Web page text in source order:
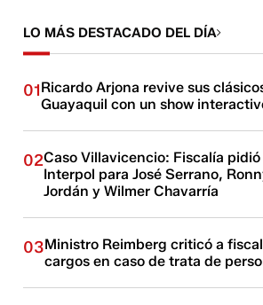
LO MÁS DESTACADO DEL DÍA
01Ricardo Arjona revive sus
Guayaquil con un show
02Caso Villavicencio: Fiscalía
Interpol para José Serrano,
Jordán y Wilmer Chavarría
03Ministro Reimberg criticó a
cargos en caso de trata de